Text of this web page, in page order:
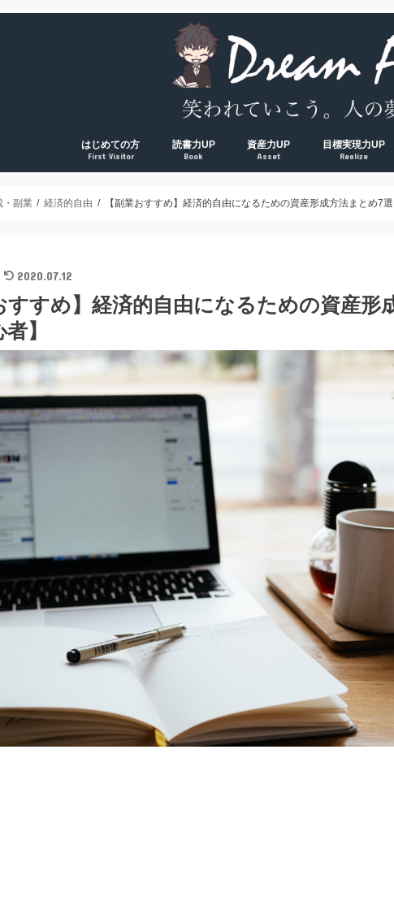
はじめての方
First Visitor
読書力UP
Book
資産力UP
Asset
目標実現力UP
Realize
・副業 経済的自由 【副業おすすめ】経済的自由になるための資産形成方法まとめ7選
2020.07.12
すすめ】経済的自由になるための資産形
】